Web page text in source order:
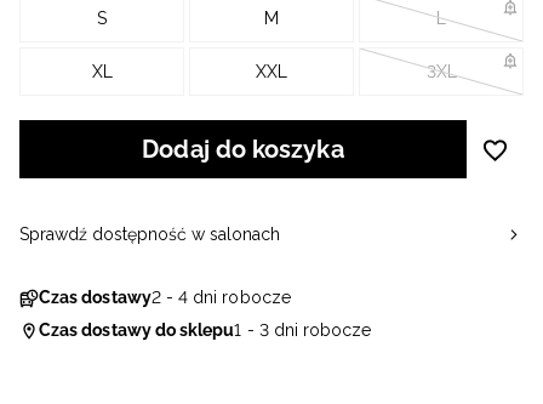
S M L
XL XXL 3XL
Dodaj do koszyka
Czas dostawy2 - 4 dni robocze
Czas dostawy do sklepu1 - 3 dni robocze
Sprawdź dostępność w salonach